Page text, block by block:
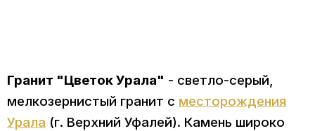
Гранит "Цветок Урала" - светло-серый,
мелкозернистый гранит с месторождения
Урала (г. Верхний Уфалей). Камень широко